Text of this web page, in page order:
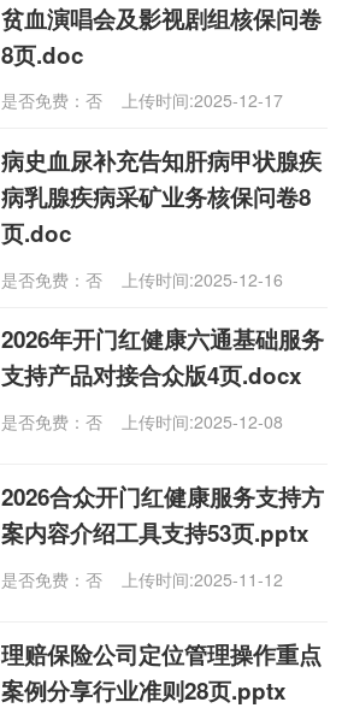
贫血演唱会及影视剧组核保问卷
8页.doc
是否免费：否 上传时间:2025-12-17
病史血尿补充告知肝病甲状腺疾
病乳腺疾病采矿业务核保问卷8
页.doc
是否免费：否 上传时间:2025-12-16
2026年开门红健康六通基础服务
支持产品对接合众版4页.docx
是否免费：否 上传时间:2025-12-08
2026合众开门红健康服务支持方
案内容介绍工具支持53页.pptx
是否免费：否 上传时间:2025-11-12
理赔保险公司定位管理操作重点
案例分享行业准则28页.pptx